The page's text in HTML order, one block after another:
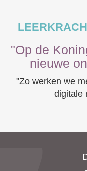
"Op de
nieuwe
"Zo werken we
digitale